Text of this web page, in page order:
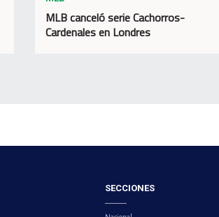
MLB canceló serie Cachorros-
Cardenales en Londres
SECCIONES